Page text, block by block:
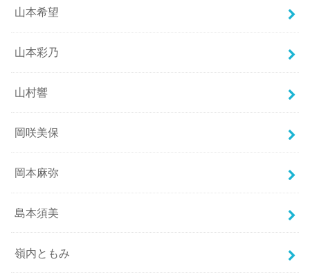
山本希望
山本彩乃
山村響
岡咲美保
岡本麻弥
島本須美
嶺内ともみ